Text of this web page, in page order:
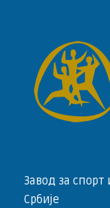
Завод за
Србије